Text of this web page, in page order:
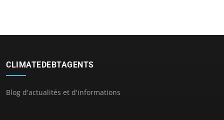
CLIMATEDEBTAGENTS
Blog d'actualités et d'informations